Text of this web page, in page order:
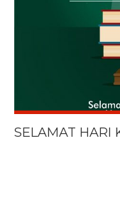
SELAMAT HARI